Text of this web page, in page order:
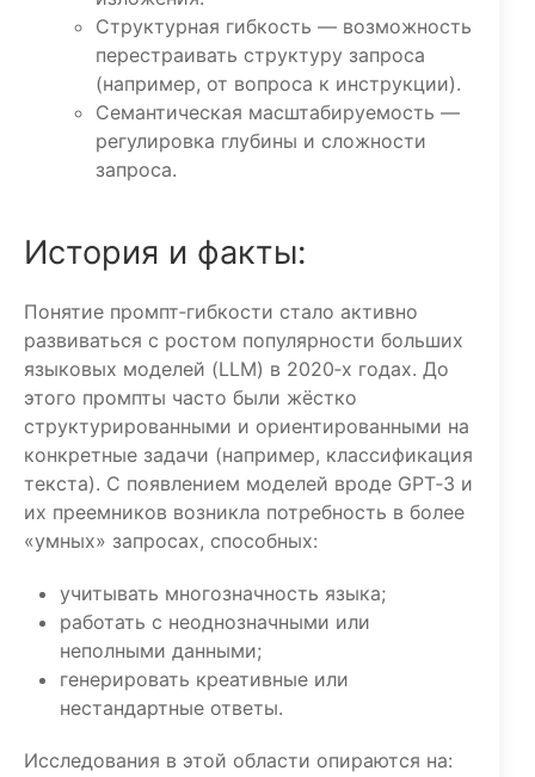
Структурная гибкость — возможность
перестраивать структуру запроса
(например, от вопроса к инструкции).
Семантическая масштабируемость —
регулировка глубины и сложности
запроса.
История и факты:
Понятие промпт‑гибкости стало активно
развиваться с ростом популярности больших
языковых моделей (LLM) в 2020‑х годах. До
этого промпты часто были жёстко
структурированными и ориентированными на
конкретные задачи (например, классификация
текста). С появлением моделей вроде GPT‑3 и
их преемников возникла потребность в более
«умных» запросах, способных:
учитывать многозначность языка;
работать с неоднозначными или
неполными данными;
генерировать креативные или
нестандартные ответы.
Исследования в этой области опираются на: